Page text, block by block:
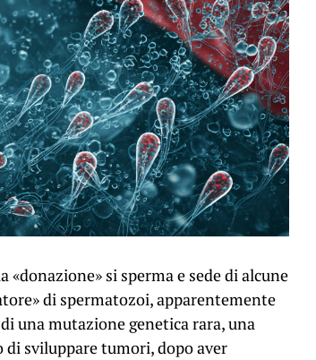
si sperma e sede di alcune
di spermatozoi, apparentemente
una mutazione genetica rara, una
di sviluppare tumori, dopo aver